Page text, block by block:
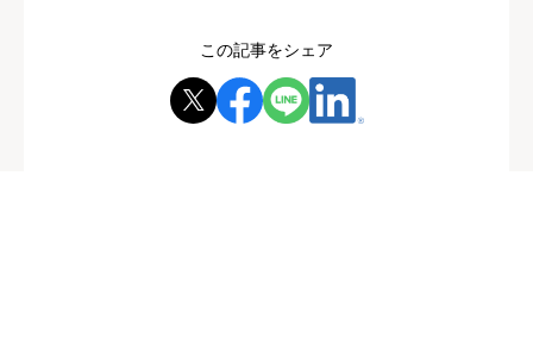
この記事をシェア